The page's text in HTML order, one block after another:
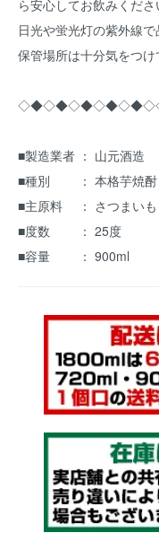
ら安心してお飲みくださ
日光や蛍光灯の紫外線
保管場所は十分気をつけ
■製造業者 ： 山元酒造
■種別 ： 本格芋焼酎
■主原料 ： さつまいも
■度数 ： 25度
■容量 ： 900ml